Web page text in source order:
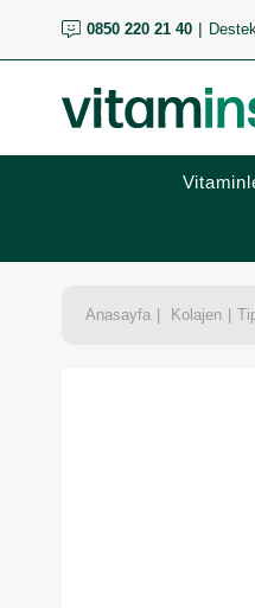
0850 220 21 40
Anasayfa Kolajen